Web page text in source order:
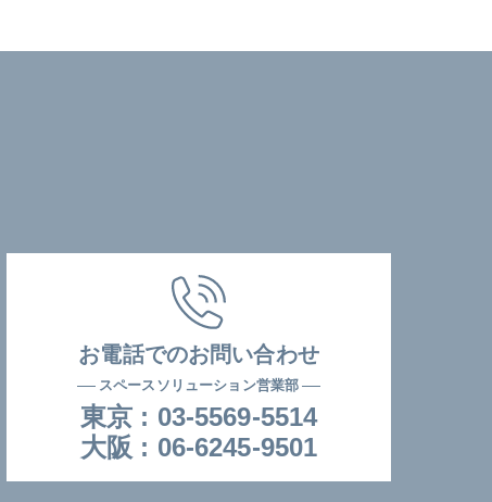
お電話でのお問い合わせ
スペースソリューション営業部
東京 : 03-5569-5514
⼤阪 : 06-6245-9501